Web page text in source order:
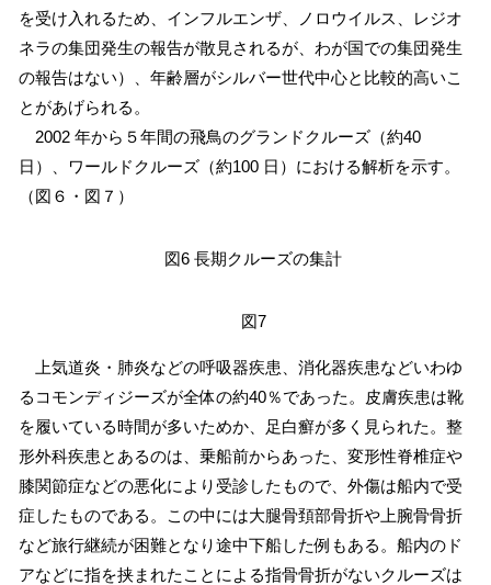
を受け入れるため、インフルエンザ、ノロウイルス、レジオ
ネラの集団発生の報告が散見されるが、わが国での集団発生
の報告はない）、年齢層がシルバー世代中心と比較的高いこ
とがあげられる。
2002 年から５年間の飛鳥のグランドクルーズ（約40
日）、ワールドクルーズ（約100 日）における解析を示す。
（図６・図７）
図6 長期クルーズの集計
図7
上気道炎・肺炎などの呼吸器疾患、消化器疾患などいわゆ
るコモンディジーズが全体の約40％であった。皮膚疾患は靴
を履いている時間が多いためか、足白癬が多く見られた。整
形外科疾患とあるのは、乗船前からあった、変形性脊椎症や
膝関節症などの悪化により受診したもので、外傷は船内で受
症したものである。この中には大腿骨頚部骨折や上腕骨骨折
など旅行継続が困難となり途中下船した例もある。船内のド
アなどに指を挟まれたことによる指骨骨折がないクルーズは